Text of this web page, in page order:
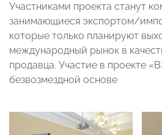
Участниками проекта станут
занимающиеся экспортом/
которые только планируют
международный рынок в
продавца. Участие в проекте
безвозмездной основе